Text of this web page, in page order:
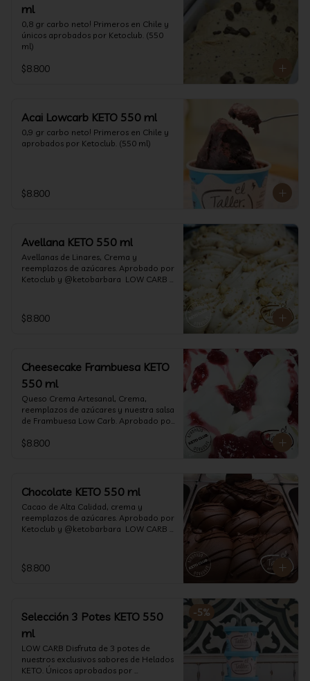
ml
0,8 gr carbo neto! Primeros en Chile y
únicos aprobados por Ketoclub. (550
ml)
$8.800
Acai Lowcarb KETO 550 ml
0,9 gr carbo neto! Primeros en Chile y
aprobados por Ketoclub. (550 ml)
$8.800
Avellana KETO 550 ml
Avellanas de Linares, Crema y
reemplazos de azúcares. Aprobado por
Ketoclub y @ketobarbara  LOW CARB
$8.800
Cheesecake Frambuesa KETO
550 ml
Queso Crema Artesanal, Crema,
reemplazos de azúcares y nuestra salsa
de Frambuesa Low Carb. Aprobado por
KETO. (550 ml)
$8.800
Chocolate KETO 550 ml
Cacao de Alta Calidad, crema y
reemplazos de azúcares. Aprobado por
Ketoclub y @ketobarbara  LOW CARB
$8.800
-5%
Selección 3 Potes KETO 550
ml
LOW CARB Disfruta de 3 potes de
nuestros exclusivos sabores de Helados
KETO. Únicos aprobados por